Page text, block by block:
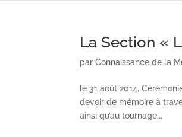
La Section «
parConnaissance de la
le 31 août 2014,
devoir de mémoire à
ainsi qu’au tournage...